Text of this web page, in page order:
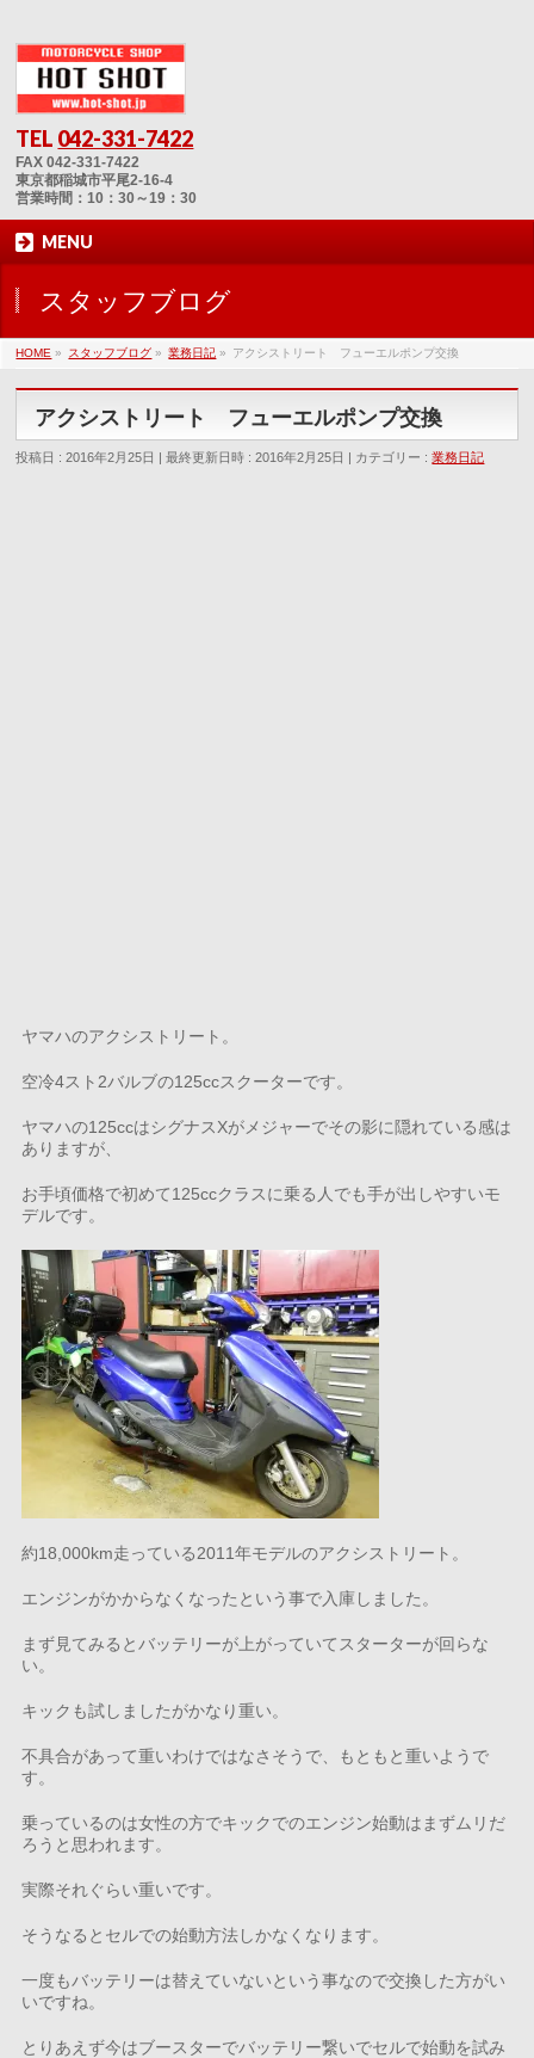
TEL 042-331-7422
FAX 042-331-7422
東京都稲城市平尾2-16-4
営業時間：10：30～19：30
MENU
スタッフブログ
HOME » スタッフブログ » 業務日記 » アクシストリート フューエルポンプ交換
アクシストリート フューエルポンプ交換
投稿日 : 2016年2月25日 最終更新日時 : 2016年2月25日 カテゴリー :業務日記
ヤマハのアクシストリート。
空冷4スト2バルブの125ccスクーターです。
ヤマハの125ccはシグナスXがメジャーでその影に隠れている感は
ありますが、
お手頃価格で初めて125ccクラスに乗る人でも手が出しやすいモ
デルです。
約18,000km走っている2011年モデルのアクシストリート。
エンジンがかからなくなったという事で入庫しました。
まず見てみるとバッテリーが上がっていてスターターが回らな
い。
キックも試しましたがかなり重い。
不具合があって重いわけではなさそうで、もともと重いようで
す。
乗っているのは女性の方でキックでのエンジン始動はまずムリだ
ろうと思われます。
実際それぐらい重いです。
そうなるとセルでの始動方法しかなくなります。
一度もバッテリーは替えていないという事なので交換した方がい
いですね。
とりあえず今はブースターでバッテリー繋いでセルで始動を試み